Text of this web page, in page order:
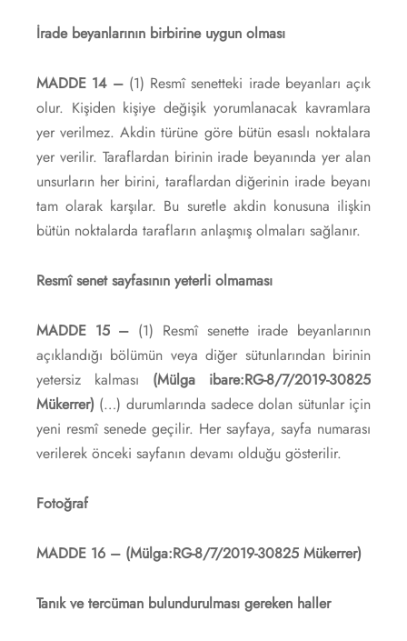
İrade beyanlarının birbirine uygun olması
MADDE 14 –(1) Resmî senetteki irade beyanları açık
olur. Kişiden kişiye değişik yorumlanacak kavramlara
yer verilmez. Akdin türüne göre bütün esaslı noktalara
yer verilir. Taraflardan birinin irade beyanında yer alan
unsurların her birini, taraflardan diğerinin irade beyanı
tam olarak karşılar. Bu suretle akdin konusuna ilişkin
bütün noktalarda tarafların anlaşmış olmaları sağlanır.
Resmî senet sayfasının yeterli olmaması
MADDE 15 – (1) Resmî senette irade beyanlarının
açıklandığı bölümün veya diğer sütunlarından birinin
yetersiz kalması (Mülga ibare:RG-8/7/2019-30825
Mükerrer) (…) durumlarında sadece dolan sütunlar için
yeni resmî senede geçilir. Her sayfaya, sayfa numarası
verilerek önceki sayfanın devamı olduğu gösterilir.
Fotoğraf
MADDE 16 – (Mülga:RG-8/7/2019-30825 Mükerrer)
Tanık ve tercüman bulundurulması gereken haller